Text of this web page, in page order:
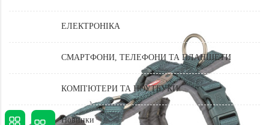
ЕЛЕКТРОНІКА
СМАРТФОНИ, ТЕЛЕФОНИ ТА ПЛАНШЕТИ
КОМП'ЮТЕРИ ТА НОУТБУКИ
Новинки